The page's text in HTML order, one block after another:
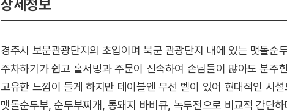
상세정보
경주시 보문관광단지의 초입이며 북군 관광단지 내에 있는 맷돌
주차하기가 쉽고 홀서빙과 주문이 신속하여 손님들이 많아도 분주
고유한 느낌이 들게 하지만 테이블엔 무선 벨이 있어 현대적인 시
맷돌순두부, 순두부찌개, 통돼지 바비큐, 녹두전으로 비교적 간단